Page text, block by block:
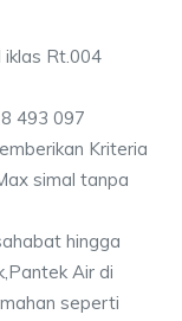
iklas Rt.004
493 097
Kriteria
simal tanpa
hingga
Air di
seperti